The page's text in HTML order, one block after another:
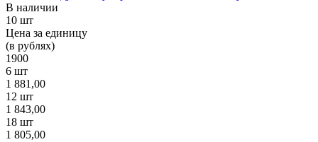
В наличии
10 шт
Цена за единицу
(в рублях)
1900
6 шт
1 881,00
12 шт
1 843,00
18 шт
1 805,00